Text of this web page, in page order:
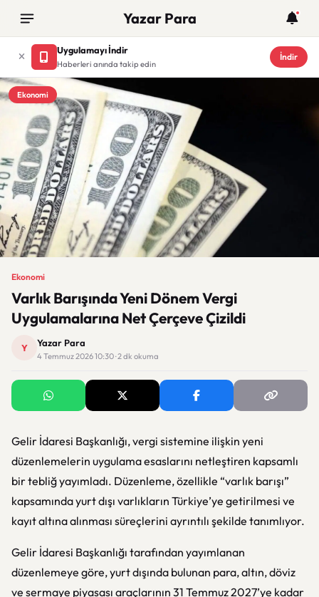
Yazar Para
Uygulamayı İndir
Haberleri anında takip edin
İndir
Ekonomi
Ekonomi
Varlık Barışında Yeni Dönem Vergi
Uygulamalarına Net Çerçeve Çizildi
Y Yazar Para
4 Temmuz 2026 10:30 · 2 dk okuma
Gelir İdaresi Başkanlığı, vergi sistemine ilişkin yeni
düzenlemelerin uygulama esaslarını netleştiren kapsamlı
bir tebliğ yayımladı. Düzenleme, özellikle “varlık barışı”
kapsamında yurt dışı varlıkların Türkiye’ye getirilmesi ve
kayıt altına alınması süreçlerini ayrıntılı şekilde tanımlıyor.
Gelir İdaresi Başkanlığı tarafından yayımlanan
düzenlemeye göre, yurt dışında bulunan para, altın, döviz
ve sermaye piyasası araçlarının 31 Temmuz 2027’ye kadar